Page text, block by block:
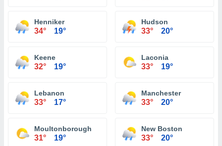
Henniker
34° 19°
Hudson
33° 20°
Keene
32° 19°
Laconia
33° 19°
Lebanon
33° 17°
Manchester
33° 20°
Moultonborough
31° 19°
New Boston
33° 20°